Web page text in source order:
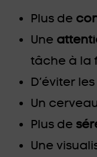
Plus de
Une
tâche à la
D’éviter
Un
Plus de
Une